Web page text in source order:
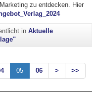
zu entdecken. Hier
in Aktuelle
05 06 > >>